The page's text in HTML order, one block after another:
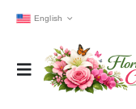
English